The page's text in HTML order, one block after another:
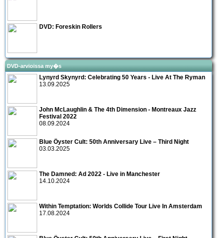
DVD: Foreskin Rollers
DVD-arvioissa my�s
Lynyrd Skynyrd: Celebrating 50 Years - Live At The Ryman
13.09.2025
John McLaughlin & The 4th Dimension - Montreaux Jazz
Festival 2022
08.09.2024
Blue Öyster Cult: 50th Anniversary Live – Third Night
03.03.2025
The Damned: Ad 2022 - Live in Manchester
14.10.2024
Within Temptation: Worlds Collide Tour Live In Amsterdam
17.08.2024